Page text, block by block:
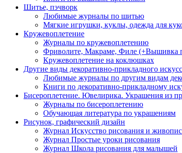
Шитье, пэчворк
Любимые журналы по шитью
Мягкие игрушки, куклы, одежда для
Кружевоплетение
Журналы по кружевоплетению
Фриволите, Макраме, Филе (+Вышивка
Кружевоплетение на коклюшках
Другие виды декоративно-прикладного
Любимые журналы по другим видам
Книги по декоративно-прикладному
Бисероплетение. Ювелирика. Украшения из
Журналы по бисероплетению
Обучающая литература по украшениям
Рисунок, графический дизайн
Журнал Искусство рисования и
Журнал Простые уроки рисования
Журнал Школа рисования для малышей